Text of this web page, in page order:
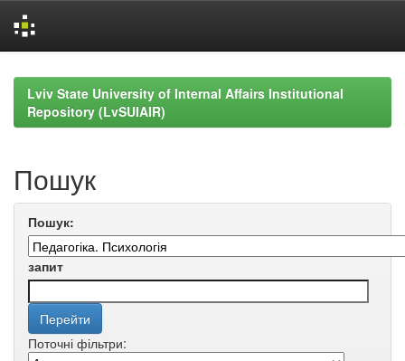
navigationLviv State University of Internal Affairs Institutional
Repository (LvSUIAIR)
Пошук
Пошук:
запит
Поточні фільтри: